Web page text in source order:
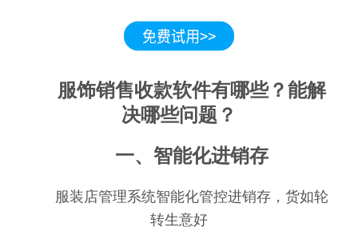
服饰销售收款软件有哪些？能解
决哪些问题？
一、智能化进销存
服装店管理系统智能化管控进销存，货如轮
转生意好